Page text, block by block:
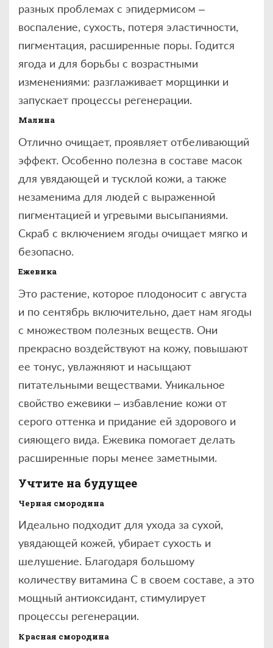
разных проблемах с эпидермисом –
воспаление, сухость, потеря эластичности,
пигментация, расширенные поры. Годится
ягода и для борьбы с возрастными
изменениями: разглаживает морщинки и
запускает процессы регенерации.
Малина
Отлично очищает, проявляет отбеливающий
эффект. Особенно полезна в составе масок
для увядающей и тусклой кожи, а также
незаменима для людей с выраженной
пигментацией и угревыми высыпаниями.
Скраб с включением ягоды очищает мягко и
безопасно.
Ежевика
Это растение, которое плодоносит с августа
и по сентябрь включительно, дает нам ягоды
с множеством полезных веществ. Они
прекрасно воздействуют на кожу, повышают
ее тонус, увлажняют и насыщают
питательными веществами. Уникальное
свойство ежевики – избавление кожи от
серого оттенка и придание ей здорового и
сияющего вида. Ежевика помогает делать
расширенные поры менее заметными.
Учтите на будущее
Черная смородина
Идеально подходит для ухода за сухой,
увядающей кожей, убирает сухость и
шелушение. Благодаря большому
количеству витамина С в своем составе, а это
мощный антиоксидант, стимулирует
процессы регенерации.
Красная смородина